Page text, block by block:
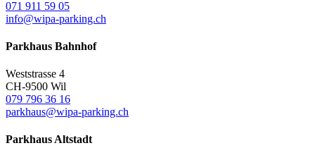
071 911 59 05
info@wipa-parking.ch
Parkhaus Bahnhof
Weststrasse 4
CH-9500 Wil
079 796 36 16
parkhaus@wipa-parking.ch
Parkhaus Altstadt